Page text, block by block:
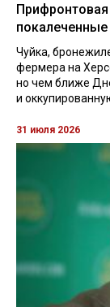
Чуйка,
фермера на
но чем ближе
и
31 июля 2026